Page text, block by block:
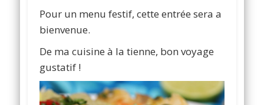
Pour un menu festif, cette entrée sera a
bienvenue.
De ma cuisine à la tienne, bon voyage
gustatif !